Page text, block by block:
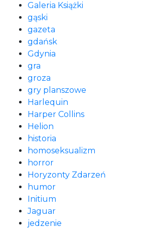
Galeria Książki
gąski
gazeta
gdańsk
Gdynia
gra
groza
gry planszowe
Harlequin
Harper Collins
Helion
historia
homoseksualizm
horror
Horyzonty Zdarzeń
humor
Initium
Jaguar
jedzenie